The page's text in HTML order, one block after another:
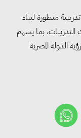
متطورة لبناء
التدريبات، بما يسهم
الدولة المصرية
«بكرة
الأولى